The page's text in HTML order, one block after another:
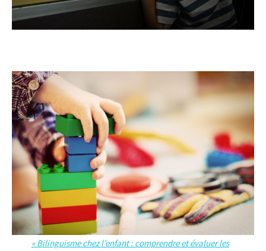
« Bilinguisme chez l’enfant : comprendre et évaluer les